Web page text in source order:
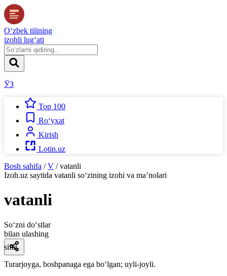
O‘zbek tilining
izohli lug‘ati
ЎЗ
Top 100
Ro‘yxat
Kirish
Lotin.uz
Bosh sahifa / V / vatanli
Izoh.uz saytida vatanli so‘zining izohi va ma’nolari
vatanli
So‘zni do‘stlar
bilan ulashing
sifat
Turarjoyga, boshpanaga ega boʻlgan; uyli-joyli.